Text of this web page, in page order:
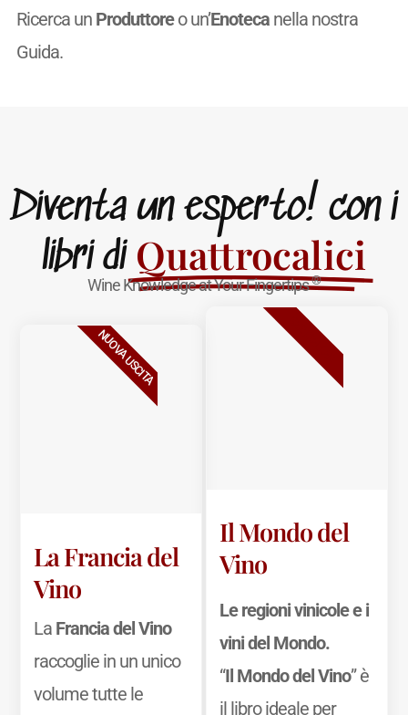
Ricerca un Produttoreo un’Enotecanella nostra
Guida.
Diventa un esperto! con i
libri di Quattrocalici
Wine Knowledge at Your Fingertips®
La Francia del
Vino
La Francia del Vino
raccoglie in un unico
volume tutte le
NUOVA USCITA
Il Mondo del
Vino
Le regioni vinicole e i
vini del Mondo.
“Il Mondo del Vino” è
il libro ideale per
BESTSELLER